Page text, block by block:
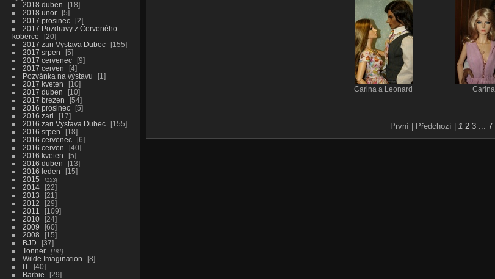
2018 duben
18
2018 unor
5
2017 prosinec
2
2017 Pozdravy z Červeného
koberce
20
2017 zari Vystava Dubec
155
2017 srpen
5
2017 cervenec
9
2017 cerven
4
Pozvánka na výstavu
1
2017 kveten
10
2017 duben
10
2017 brezen
54
2016 prosinec
5
2016 zari
17
2016 zari Vystava Dubec
155
2016 srpen
18
2016 cervenec
6
2016 cerven
40
2016 kveten
5
2016 duben
13
2016 leden
15
2015
153
2014
22
2013
21
2012
29
2011
109
2010
24
2009
60
2008
15
BJD
37
Tonner
181
Wilde Imagination
8
IT
40
Barbie
29
Carina a Leonard Carina
První | Předchozí | 1 2 3 ... 7